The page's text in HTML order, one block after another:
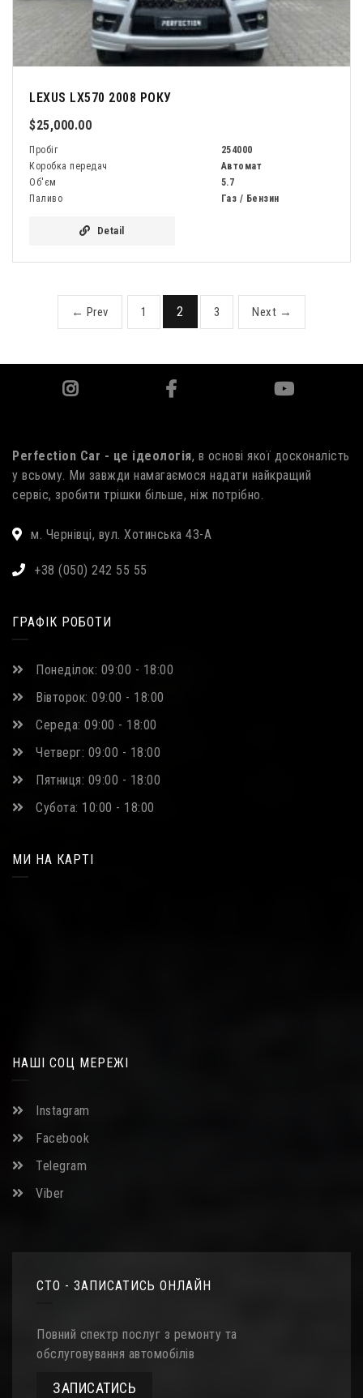
LEXUS LX570 2008 РОКУ
$25,000.00
Пробіг
254000
Коробка передач
Автомат
Об'єм
5.7
Паливо
Газ / Бензин
Detail
← Prev 1 2 3 Next →
Perfection Car - це ідеологія, в основі якої досконалість
у всьому. Ми завжди намагаємося надати найкращий
сервіс, зробити трішки більше, ніж потрібно.
м. Чернівці, вул. Хотинська 43-А
+38 (050) 242 55 55
ГРАФІК РОБОТИ
Понеділок: 09:00 - 18:00
Вівторок: 09:00 - 18:00
Середа: 09:00 - 18:00
Четверг: 09:00 - 18:00
Пятниця: 09:00 - 18:00
Субота: 10:00 - 18:00
МИ НА КАРТІ
НАШІ СОЦ МЕРЕЖІ
Instagram
Facebook
Telegram
Viber
СТО - ЗАПИСАТИСЬ ОНЛАЙН
Повний спектр послуг з ремонту та
обслуговування автомобілів
ЗАПИСАТИСЬ